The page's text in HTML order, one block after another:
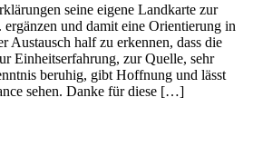
seine eigene Landkarte zur
und damit eine Orientierung in
Austausch half zu erkennen, dass die
Einheitserfahrung, zur Quelle, sehr
beruhig, gibt Hoffnung und lässt
sehen. Danke für diese […]